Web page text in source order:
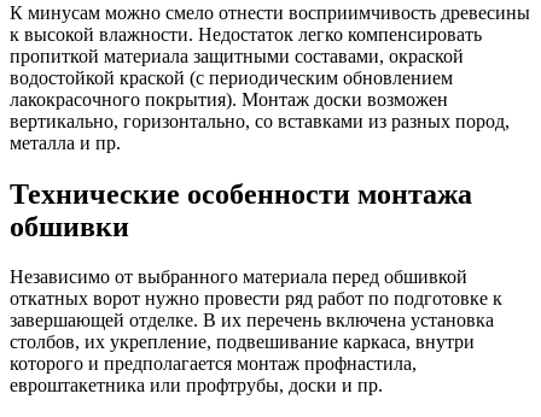
К минусам можно смело отнести восприимчивость древесины
к высокой влажности. Недостаток легко компенсировать
пропиткой материала защитными составами, окраской
водостойкой краской (с периодическим обновлением
лакокрасочного покрытия). Монтаж доски возможен
вертикально, горизонтально, со вставками из разных пород,
металла и пр.
Технические особенности монтажа
обшивки
Независимо от выбранного материала перед обшивкой
откатных ворот нужно провести ряд работ по подготовке к
завершающей отделке. В их перечень включена установка
столбов, их укрепление, подвешивание каркаса, внутри
которого и предполагается монтаж профнастила,
евроштакетника или профтрубы, доски и пр.